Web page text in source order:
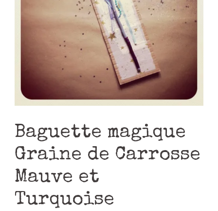
Baguette magique
Graine de Carrosse
Mauve et
Turquoise